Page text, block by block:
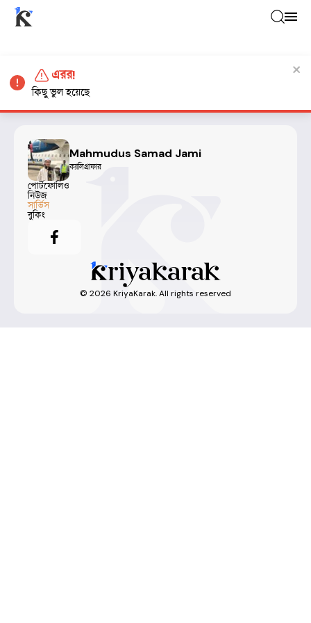
Mahmudus Samad Jami
ক্যালিগ্রাফার
পোর্টফোলিও
নিউজ
সার্ভিস
বুকিং
© 2026 KriyaKarak. All rights reserved
এরর!
কিছু ভুল হয়েছে